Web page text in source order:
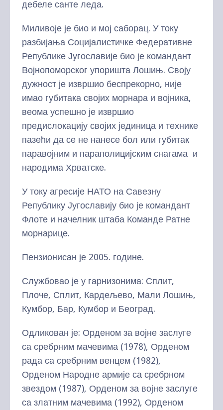
дебеле санте леда.
Миливоје је био и мој саборац. У току
разбијања Социјалистичке Федеративне
Републике Југославије био је командант
Војнопоморског упоришта Лошињ. Своју
дужност је извршио беспрекорно, није
имао губитака својих морнара и војника,
веома успешно је извршио
предислокацију својих јединица и технике
пазећи да се не нанесе бол или губитак
паравојним и параполицијским снагама и
народима Хрватске.
У току агресије НАТО на Савезну
Републику Југославију био је командант
Флоте и начелник штаба Команде Ратне
морнарице.
Пензионисан је 2005. године.
Службовао је у гарнизонима: Сплит,
Плоче, Сплит, Кардељево, Мали Лошињ,
Кумбор, Бар, Кумбор и Београд.
Одликован је: Орденом за војне заслуге
са сребрним мачевима (1978), Орденом
рада са сребрним венцем (1982),
Орденом Народне армије са сребрном
звездом (1987), Орденом за војне заслуге
са златним мачевима (1992), Орденом